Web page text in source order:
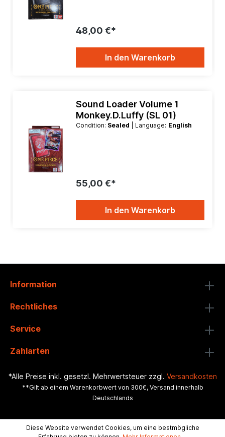
48,00 €*
In den Warenkorb
Sound Loader Volume 1
Monkey.D.Luffy (SL 01)
Condition: Sealed | Language: English
55,00 €*
In den Warenkorb
Information
Rechtliches
Service
Zahlarten
*Alle Preise inkl. gesetzl. Mehrwertsteuer zzgl. Versandkosten
**Gilt ab einem Warenkorbwert von 300€, Versand innerhalb
Deutschlands
Diese Website verwendet Cookies, um eine bestmögliche